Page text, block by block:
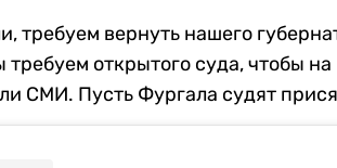
требуем вернуть нашего
открытого суда, чтобы
СМИ. Пусть Фургала судят